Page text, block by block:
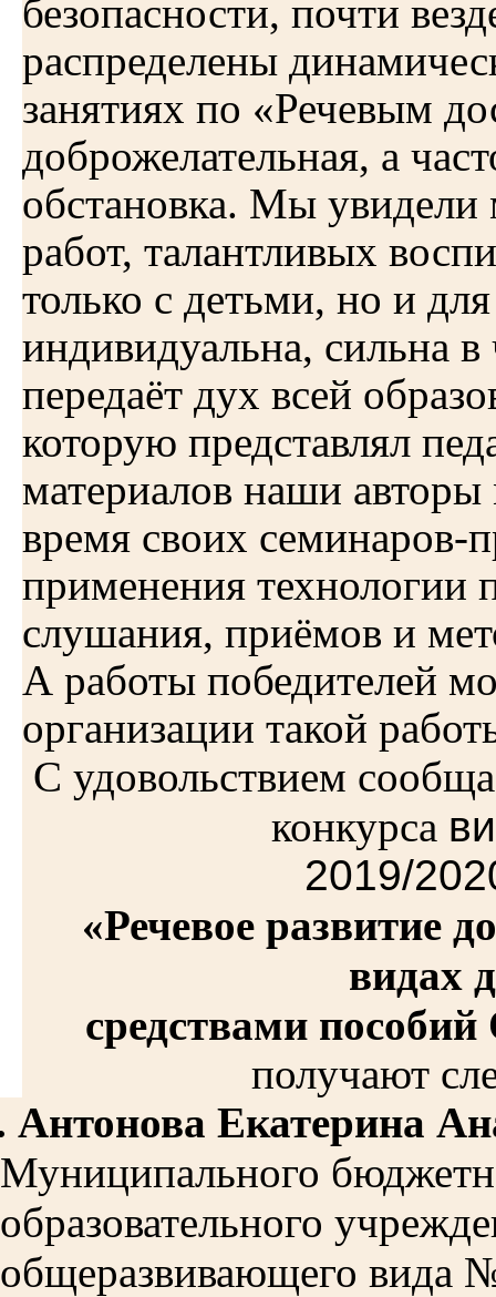
безопасности, почти
распределены
занятиях по «Речевым
доброжелательная, а
обстановка. Мы
работ, талантливых
только с детьми, но и
индивидуальна, сильна
передаёт дух всей
которую представлял
материалов наши авторы
время своих семинаров-
применения технологии
слушания, приёмов и
А работы победителей
организации такой
С удовольствием
конкурса
2019/
«Речевое развитие
видах
средствами
получают
Антонова Екатерина
Муниципального
образовательного
общеразвивающего вида